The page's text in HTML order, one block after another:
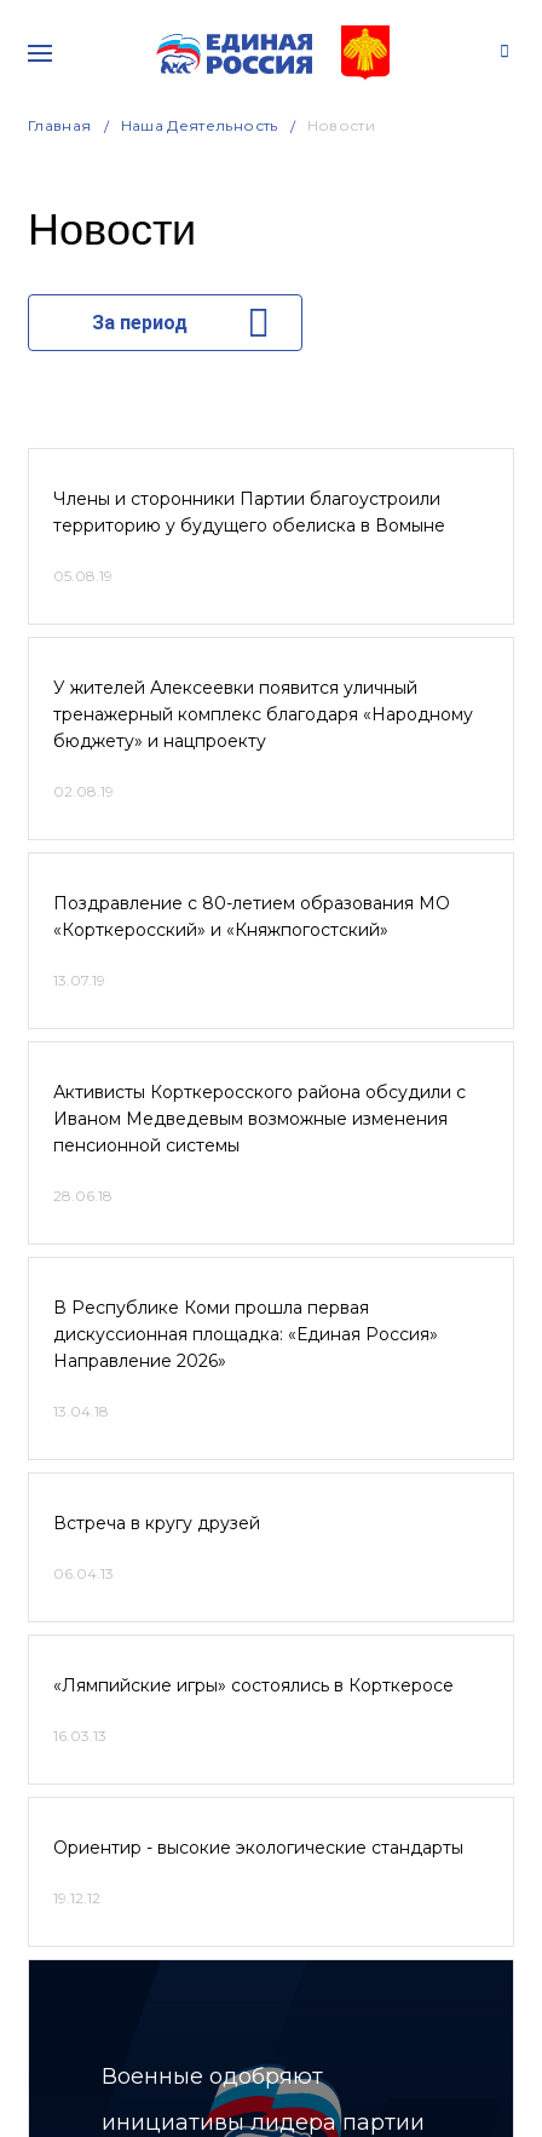
Главная Наша Деятельность Новости
Новости
За период
Члены и сторонники Партии благоустроили
территорию у будущего обелиска в Вомыне
05.08.19
У жителей Алексеевки появится уличный
тренажерный комплекс благодаря «Народному
бюджету» и нацпроекту
02.08.19
Поздравление с 80-летием образования МО
«Корткеросский» и «Княжпогостский»
13.07.19
Активисты Корткеросского района обсудили с
Иваном Медведевым возможные изменения
пенсионной системы
28.06.18
В Республике Коми прошла первая
дискуссионная площадка: «Единая Россия»
Направление 2026»
13.04.18
Встреча в кругу друзей
06.04.13
«Лямпийские игры» состоялись в Корткеросе
16.03.13
Ориентир - высокие экологические стандарты
19.12.12
Военные одобряют
инициативы лидера партии